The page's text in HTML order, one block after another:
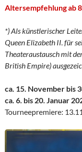
Altersempfehlung ab
*) Als künstlerischer
Queen Elizabeth II. für
Theateraustausch mit
British Empire)
ca. 15. November bis
ca. 6. bis 20. Januar
Tourneepremiere: